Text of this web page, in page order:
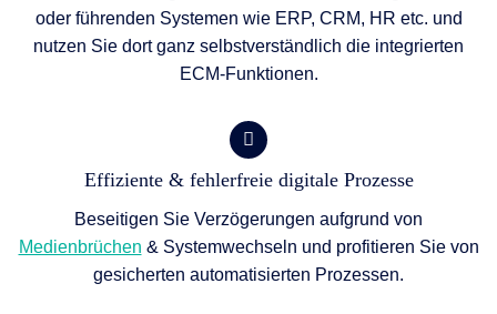
oder führenden Systemen wie ERP, CRM, HR etc. und
nutzen Sie dort ganz selbstverständlich die integrierten
ECM-Funktionen.
Effiziente & fehlerfreie digitale Prozesse
Beseitigen Sie Verzögerungen aufgrund von
Medienbrüchen & Systemwechseln und profitieren Sie von
gesicherten automatisierten Prozessen.